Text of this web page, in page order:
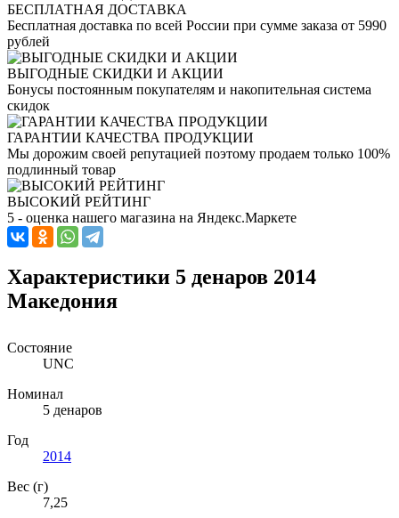
БЕСПЛАТНАЯ ДОСТАВКА
Бесплатная доставка по всей России при сумме заказа от 5990
рублей
ВЫГОДНЫЕ СКИДКИ И АКЦИИ
Бонусы постоянным покупателям и накопительная система
скидок
ГАРАНТИИ КАЧЕСТВА ПРОДУКЦИИ
Мы дорожим своей репутацией поэтому продаем только 100%
подлинный товар
ВЫСОКИЙ РЕЙТИНГ
5 - оценка нашего магазина на Яндекс.Маркете
Характеристики 5 денаров 2014
Македония
Состояние
UNC
Номинал
5 денаров
Год
2014
Вес (г)
7,25